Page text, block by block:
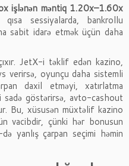
işlənən məntiq 1.20x–1.60x
sessiyalarda, bankrollu
sabit idarə etmək üçün daha
JetX-i təklif edən kazino,
verirsə, oyunçu daha sistemli
daxil etməyi, xatırlatma
sadə göstərirsə, avto-cashout
Bu, xüsusən müxtəlif kazino
vacibdir, çünki hər bonusun
yanlış çarpan seçimi həmin